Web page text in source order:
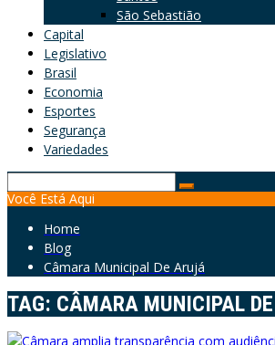
São Sebastião
Capital
Legislativo
Brasil
Economia
Esportes
Segurança
Variedades
for:
Você Está Aqui
Home
Blog
Câmara Municipal De Arujá
TAG: CÂMARA MUNICIPAL